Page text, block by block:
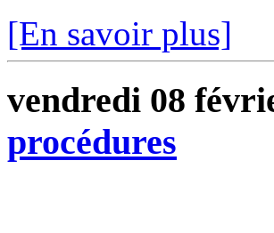
[En savoir plus]
vendredi 08
procédures